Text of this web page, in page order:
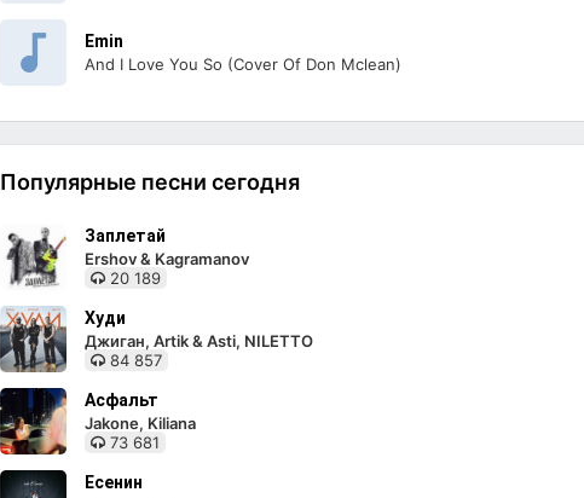
Emin
And I Love You So (Cover Of Don Mclean)
Популярные песни сегодня
Заплетай
Ershov & Kagramanov
20 189
Худи
Джиган, Artik & Asti, NILETTO
84 857
Асфальт
Jakone, Kiliana
73 681
Есенин